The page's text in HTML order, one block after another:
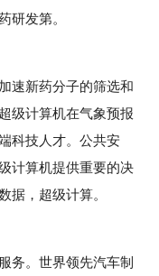
研发第。
新药分子的筛选和
级计算机在气象预报
科技人才。公共安
计算机提供重要的决
据，超级计算。
。世界领先汽车制